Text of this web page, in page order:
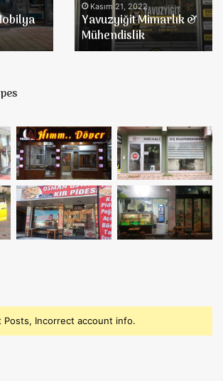
Kasım 21, 2022
Yavuzyiğit Mimarlık &
Mühendislik
Posts, Incorrect account info.